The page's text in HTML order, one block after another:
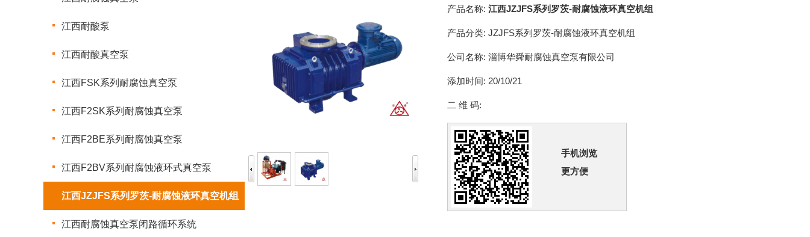
江西耐酸泵
江西耐酸真空泵
江西FSK系列耐腐蚀真空泵
江西F2SK系列耐腐蚀真空泵
江西F2BE系列耐腐蚀真空泵
江西F2BV系列耐腐蚀液环式真空泵
江西JZJFS系列罗茨-耐腐蚀液环真空机组
江西耐腐蚀真空泵闭路循环系统
产品名称: 江西JZJFS系列罗茨-耐腐蚀液环真空机组
产品分类: JZJFS系列罗茨-耐腐蚀液环真空机组
公司名称: 淄博华舜耐腐蚀真空泵有限公司
添加时间: 20/10/21
二 维 码:
手机浏览
更方便